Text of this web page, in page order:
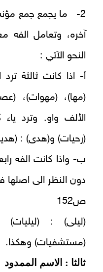
2- ما يجمع جمع
آخره، وتعامل الفه
النحو الآتي :
أ‌- اذا كانت ثالثة
(مها)، (مهوات)،
الألف واو. وترد
(رحيات) و(هدى) :
ب‌- واذا كانت الفه
دون النظر الى
ص152
(ليلى) :
(مستشفيات) وهكذا.
ثالثا : الاسم الممدود